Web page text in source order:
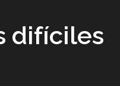
difíciles